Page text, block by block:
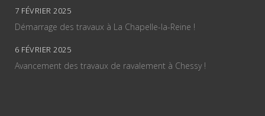
7 FÉVRIER 2025
Démarrage des travaux à La Chapelle-la-Reine !
6 FÉVRIER 2025
Avancement des travaux de ravalement à Chessy !